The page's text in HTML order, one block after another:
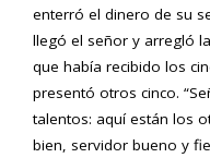
enterró el dinero de su
llegó el señor y arregló
que había recibido los
presentó otros cinco.
talentos: aquí están los
bien, servidor bueno y